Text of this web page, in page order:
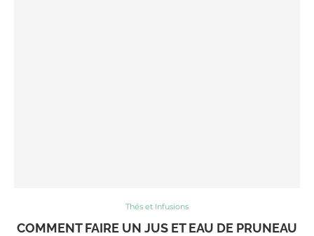
Thés et Infusions
COMMENT FAIRE UN JUS ET EAU DE PRUNEAU